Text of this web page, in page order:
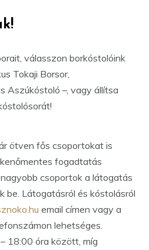
válasszon borkóstolóink
Tokaji Borsor,
Aszúkóstoló –, vagy állítsa
ötven fős csoportokat is
fogadtatás
csoportok a látogatás
be. Látogatásról és kóstolásról
email címen vagy a
lehetséges.
18:00 óra között, míg